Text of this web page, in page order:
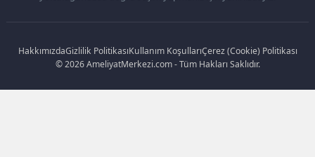
HakkımızdaGizlilik PolitikasıKullanım KoşullarıÇerez (Cookie) Politikası
© 2026 AmeliyatMerkezi.com - Tüm Hakları Saklıdır.